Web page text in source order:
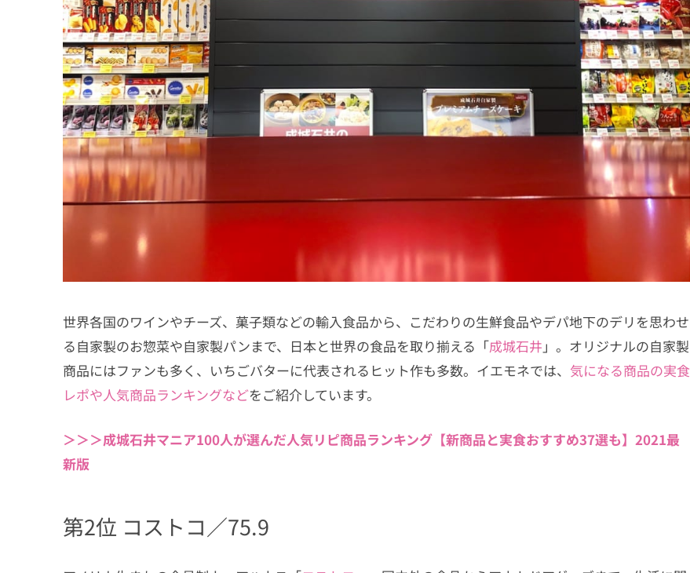
世界各国のワインやチーズ、菓子類などの輸入食品から、こだわりの生鮮食品やデパ地下のデリを思わせ
る自家製のお惣菜や自家製パンまで、日本と世界の食品を取り揃える「成城石井 」。オリジナルの自家製
商品にはファンも多く、いちごバターに代表されるヒット作も多数。イエモネでは、 気になる商品の実食
レポや人気商品ランキングなどをご紹介しています。
＞＞＞成城石井マニア100人が選んだ人気リピ商品ランキング【新商品と実食おすすめ37選も】2021最
新版
第2位 コストコ／75.9